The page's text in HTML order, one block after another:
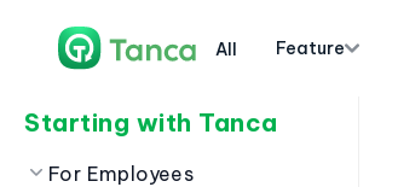
All Feature
Starting with Tanca
For Employees